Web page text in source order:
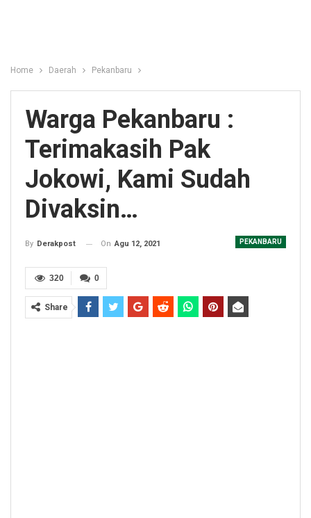
Home Daerah Pekanbaru
Warga Pekanbaru :
Terimakasih Pak
Jokowi, Kami Sudah
Divaksin…
PEKANBARU
By Derakpost On Agu 12, 2021
0
320
Share